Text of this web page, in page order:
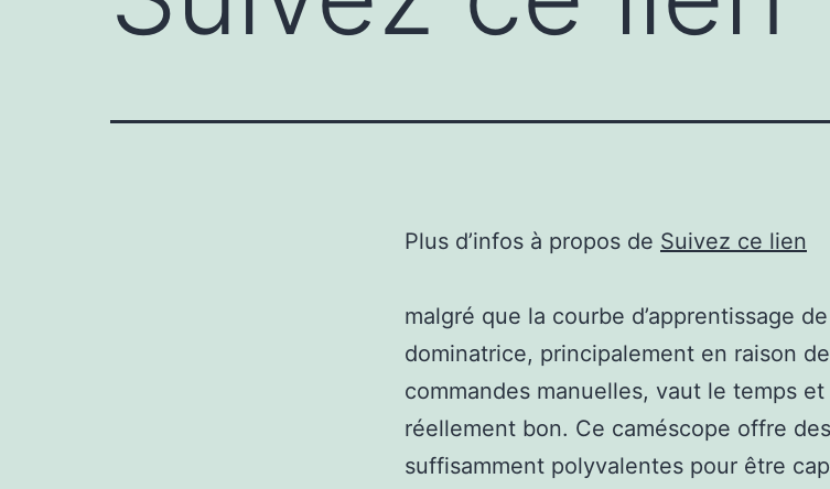
Plus d’infos à propos de Suivez ce lien
malgré que la courbe d’apprentissage
dominatrice, principalement en raison
commandes manuelles, vaut le temps
réellement bon. Ce caméscope offre
suffisamment polyvalentes pour être